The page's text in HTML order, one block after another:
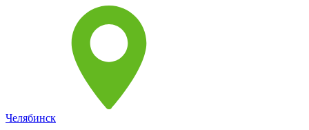
Челябинск